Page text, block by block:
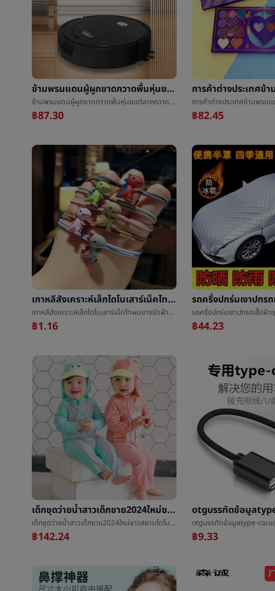
ข้ามพรมแดนผู้ผูกขาดกวาดพื้นหุ่นยนต์ลากกวาดหายใจฉลาดสามเท่าเครื่องทำความสะอาดloungerทำความสะอาดเครื่องใช้ไฟฟ้าเล็กของขวัญ
ข้ามพรมแดนผู้ผูกขาดกวาดพื้นหุ่นยนต์ลากกวาดหายใจฉลาดสามเท่าเครื่องทำความสะอาดloungerทำความสะอาดเครื่องใช้ไฟฟ้าเล็กของขวัญ
฿87.30 ฿82.45
เกาหลีสังเคราะห์เล็กไดโนเสาร์เน็คไทผมยางรัดผ้าพันหัวหญิงบุคลิกภาพสุทธิสีแดงå°หญิงน่ารักไดโนเสาร์ผมเชือกผ้าโพกศีรษะ
เกาหลีสังเคราะห์เล็กไดโนเสาร์เน็คไทผมยางรัดผ้าพันหัวหญิงบุคลิกภาพสุทธิสีแดงå°หญิงน่ารักไดโนเสาร์ผมเชือกผ้าโพกศีรษะ
฿1.16 ฿44.23
เด็กชุดว่ายน้ำสาวเด็กชาย2024ใหม่ชาวสยามไดโนเสาร์มุมทารกครีมกันแดดSurfเสื้อผ้าทารกก่อนโรงเรียนæ¸¸ชุดว่ายน้ำ
เด็กชุดว่ายน้ำสาวเด็กชาย2024ใหม่ชาวสยามไดโนเสาร์มุมทารกครีมกันแดดSurfเสื้อผ้าทารกก่อนโรงเรียนæ¸¸ชุดว่ายน้ำ
฿142.24 ฿9.33